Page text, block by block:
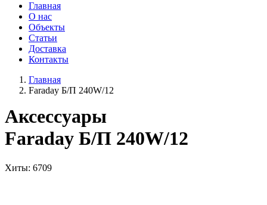
Главная
О нас
Объекты
Статьи
Доставка
Контакты
Главная
Faraday Б/П 240W/12
Аксессуары
Faraday Б/П 240W/12
Хиты: 6709